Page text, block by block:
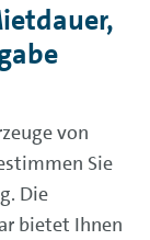
von
Sie
Die
bietet Ihnen